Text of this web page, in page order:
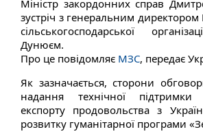
Міністр закордонних справ
зустріч з генеральним
сільськогосподарської
Дунюєм.
Про це повідомляє МЗС, передає
Як зазначається, сторони
надання технічної
експорту продовольства з
розвитку гуманітарної програми